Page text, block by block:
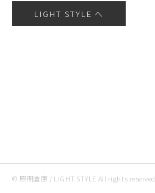
LIGHT STYLE へ
© 照明倉庫 / LIGHT STYLE All rights reserved.